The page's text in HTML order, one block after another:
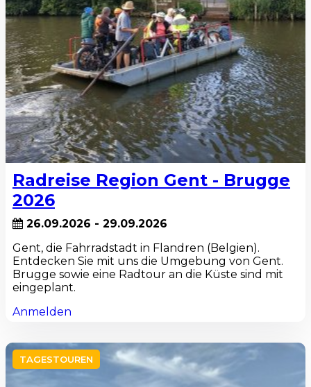
Radreise Region Gent - Brugge
2026
26.09.2026 - 29.09.2026
Gent, die Fahrradstadt in Flandren (Belgien).
Entdecken Sie mit uns die Umgebung von Gent.
Brugge sowie eine Radtour an die Küste sind mit
eingeplant.
Anmelden
TAGESTOUREN